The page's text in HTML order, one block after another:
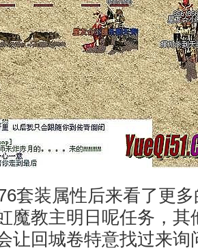
套装属性后来看了更多
魔教主明日呢任务，其
让回城卷特意找过来询